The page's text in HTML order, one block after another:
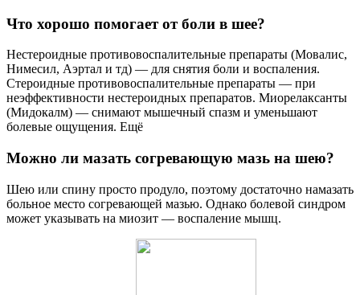
Что хорошо помогает от боли в шее?
Нестероидные противовоспалительные препараты (Мовалис,
Нимесил, Аэртал и тд) — для снятия боли и воспаления.
Стероидные противовоспалительные препараты — при
неэффективности нестероидных препаратов. Миорелаксанты
(Мидокалм) — снимают мышечный спазм и уменьшают
болевые ощущения. Ещё
Можно ли мазать согревающую мазь на шею?
Шею или спину просто продуло, поэтому достаточно намазать
больное место согревающей мазью. Однако болевой синдром
может указывать на миозит — воспаление мышц.